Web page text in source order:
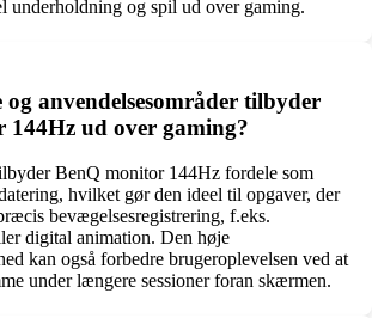
underholdning og spil ud over gaming.
anvendelsesområder tilbyder
144Hz ud over gaming?
BenQ monitor 144Hz fordele som
hvilket gør den ideel til opgaver, der
bevægelsesregistrering, f.eks.
digital animation. Den høje
kan også forbedre brugeroplevelsen ved at
under længere sessioner foran skærmen.